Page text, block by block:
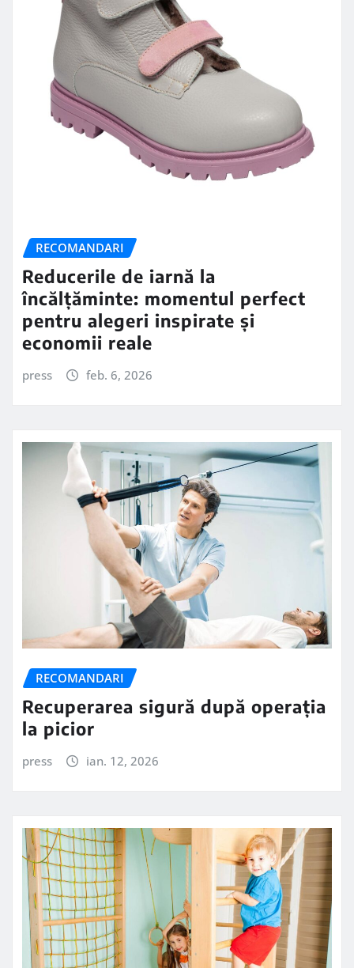
RECOMANDARI
Reducerile de iarnă la
încălțăminte: momentul perfect
pentru alegeri inspirate și
economii reale
press feb. 6, 2026
RECOMANDARI
Recuperarea sigură după operația
la picior
press ian. 12, 2026